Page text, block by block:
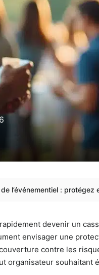
l’événementiel :
devenir un
envisager une
contre les
organisateur souhaitant